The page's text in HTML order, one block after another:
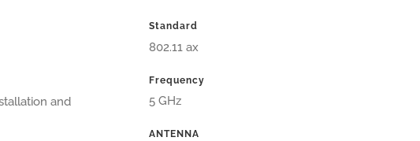
and
Standard
802.11 ax
Frequency
5 GHz
ANTENNA